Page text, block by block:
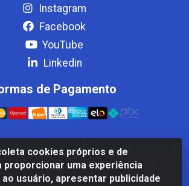
cookies próprios e de
uma experiência
usuário, apresentar publicidade
Instagram
Facebook
YouTube
Linkedin
de Pagamento
LTDA - Av. Amaral Peixoto, 910 - Afonso
Gasparian/RJ - CEP 25.875-000 - CNPJ